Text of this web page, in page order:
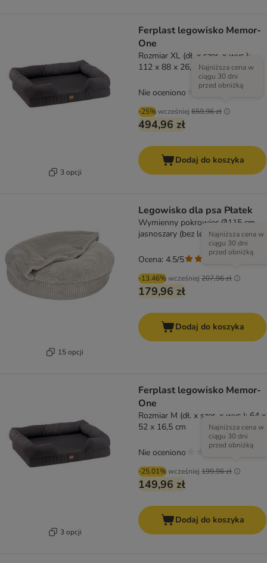
3 opcji
Ferplast legowisko Memor-
One
Rozmiar XL (dł. x szer. x wys.):
112 x 88 x 26,5 cm
-25%wcześniej 659,96 zł
Najniższa cena w
ciągu 30 dni
przed obniżką
494,96 zł
Nie oceniono
Dodaj do koszyka
15 opcji
Legowisko dla psa Płatek
Wymienny pokrowiec Ø115 cm,
jasnoszary (bez legowiska)
-13.46%wcześniej 207,96 zł
Najniższa cena w
ciągu 30 dni
przed obniżką
179,96 zł
Ocena: 4.5/5
Dodaj do koszyka
3 opcji
Ferplast legowisko Memor-
One
Rozmiar M (dł. x szer. x wys.): 64 x
52 x 16,5 cm
-25.01%wcześniej 199,96 zł
Najniższa cena w
ciągu 30 dni
przed obniżką
149,96 zł
Nie oceniono
Dodaj do koszyka